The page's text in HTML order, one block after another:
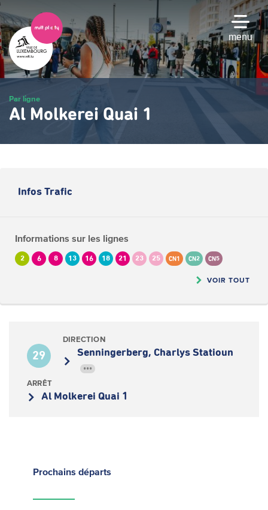
Passer
au
contenu
principal
menu
Par ligne
Al Molkerei Quai 1
Infos Trafic
Informations sur les lignes
2 6 8 13 16 18 21 23 25 CN1 CN2 CN5
VOIR TOUT
29
DIRECTION
Senningerberg, Charlys Statioun
•••
ARRÊT
Al Molkerei Quai 1
Prochains départs